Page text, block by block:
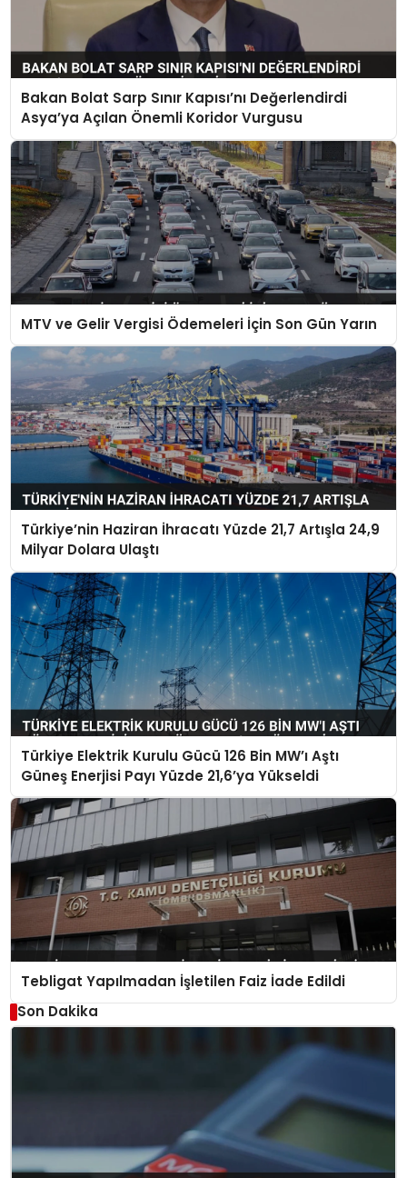
Bakan Bolat Sarp Sınır Kapısı’nı Değerlendirdi
Asya’ya Açılan Önemli Koridor Vurgusu
MTV ve Gelir Vergisi Ödemeleri İçin Son Gün Yarın
Türkiye’nin Haziran İhracatı Yüzde 21,7 Artışla 24,9
Milyar Dolara Ulaştı
Türkiye Elektrik Kurulu Gücü 126 Bin MW’ı Aştı
Güneş Enerjisi Payı Yüzde 21,6’ya Yükseldi
Tebligat Yapılmadan İşletilen Faiz İade Edildi
Son Dakika